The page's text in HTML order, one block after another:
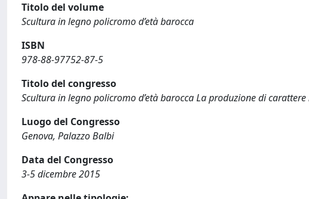
Titolo del volume
Scultura in legno policromo d’età barocca
ISBN
978-88-97752-87-5
Titolo del congresso
Scultura in legno policromo d’età barocca La produzione di
Luogo del Congresso
Genova, Palazzo Balbi
Data del Congresso
3-5 dicembre 2015